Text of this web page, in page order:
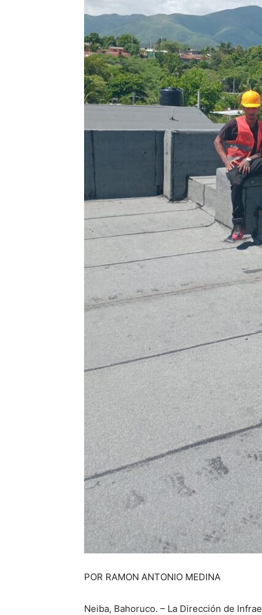
POR RAMON ANTONIO MEDINA
Neiba, Bahoruco. – La Dirección de